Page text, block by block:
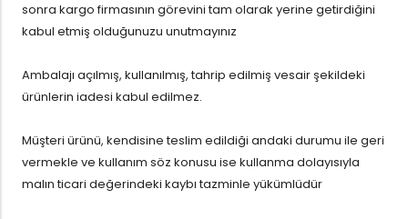
sonra kargo firmasının görevini tam olarak yerine getirdiğini
kabul etmiş olduğunuzu unutmayınız
Ambalajı açılmış, kullanılmış, tahrip edilmiş vesair şekildeki
ürünlerin iadesi kabul edilmez.
Müşteri ürünü, kendisine teslim edildiği andaki durumu ile geri
vermekle ve kullanım söz konusu ise kullanma dolayısıyla
malın ticari değerindeki kaybı tazminle yükümlüdür